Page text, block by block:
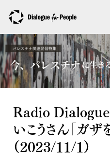
Radio Dialogue
いこうさん「ガザ
（2023/11/１）